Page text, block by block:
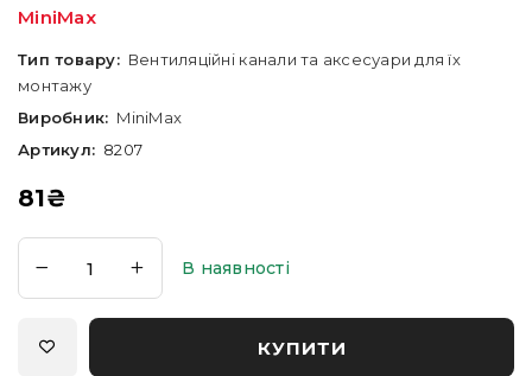
MiniMax
Тип товару: Вентиляційні канали та аксесуари для їх
монтажу
Виробник: MiniMax
Артикул: 8207
81₴
В наявності
КУПИТИ